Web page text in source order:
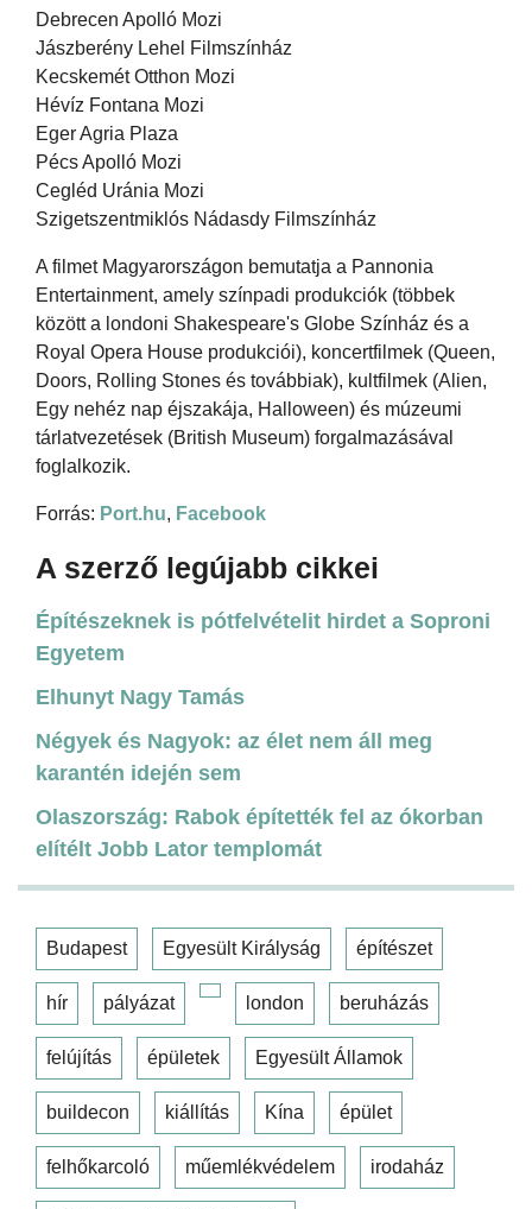
Debrecen Apolló Mozi
Jászberény Lehel Filmszínház
Kecskemét Otthon Mozi
Hévíz Fontana Mozi
Eger Agria Plaza
Pécs Apolló Mozi
Cegléd Uránia Mozi
Szigetszentmiklós Nádasdy Filmszínház
A filmet Magyarországon bemutatja a Pannonia
Entertainment, amely színpadi produkciók (többek
között a londoni Shakespeare's Globe Színház és a
Royal Opera House produkciói), koncertfilmek (Queen,
Doors, Rolling Stones és továbbiak), kultfilmek (Alien,
Egy nehéz nap éjszakája, Halloween) és múzeumi
tárlatvezetések (British Museum) forgalmazásával
foglalkozik.
Forrás: Port.hu, Facebook
A szerző legújabb cikkei
Építészeknek is pótfelvételit hirdet a Soproni
Egyetem
Elhunyt Nagy Tamás
Négyek és Nagyok: az élet nem áll meg
karantén idején sem
Olaszország: Rabok építették fel az ókorban
elítélt Jobb Lator templomát
Budapest Egyesült Királyság építészet
hír pályázat london beruházás
felújítás épületek Egyesült Államok
buildecon kiállítás Kína épület
felhőkarcoló műemlékvédelem irodaház